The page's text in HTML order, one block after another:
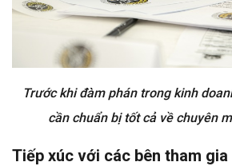
Trước khi đàm phán trong kinh
cần chuẩn bị tốt cả về chuyên
Tiếp xúc với các bên tham